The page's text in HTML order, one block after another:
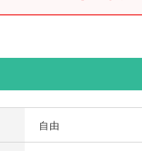
自由